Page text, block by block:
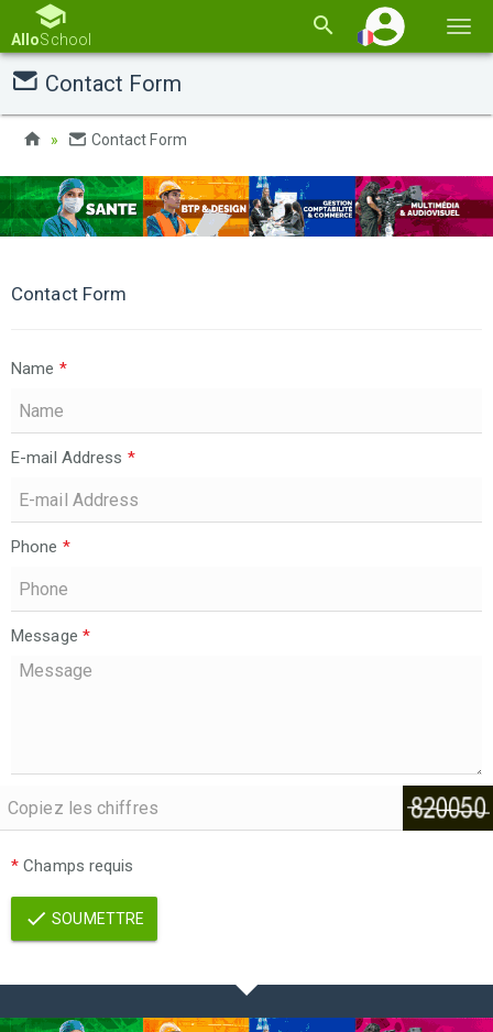
la
AlloSchool
Contact Form
Contact Form
Contact Form
Name *
E-mail Address *
Phone *
Message *
* Champs requis
SOUMETTRE